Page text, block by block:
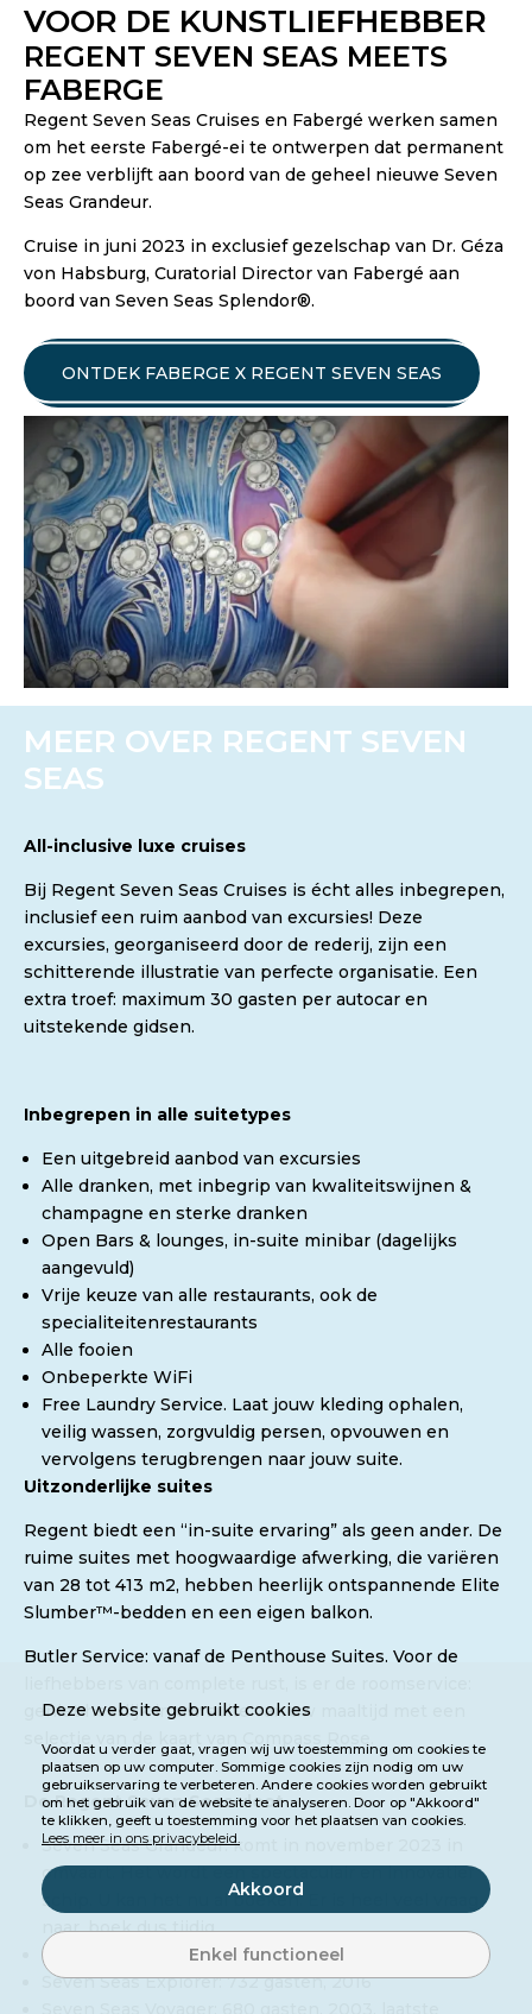
VOOR DE KUNSTLIEFHEBBER
REGENT SEVEN SEAS MEETS
FABERGE
Regent Seven Seas Cruises en Fabergé werken samen
om het eerste Fabergé-ei te ontwerpen dat permanent
op zee verblijft aan boord van de geheel nieuwe Seven
Seas Grandeur.
Cruise in juni 2023 in exclusief gezelschap van Dr. Géza
von Habsburg, Curatorial Director van Fabergé aan
boord van Seven Seas Splendor®.
ONTDEK FABERGE X REGENT SEVEN SEAS
MEER OVER REGENT SEVEN
SEAS
All-inclusive luxe cruises
Bij Regent Seven Seas Cruises is écht alles inbegrepen,
inclusief een ruim aanbod van excursies! Deze
excursies, georganiseerd door de rederij, zijn een
schitterende illustratie van perfecte organisatie. Een
extra troef: maximum 30 gasten per autocar en
uitstekende gidsen.
Inbegrepen in alle suitetypes
Een uitgebreid aanbod van excursies
Alle dranken, met inbegrip van kwaliteitswijnen &
champagne en sterke dranken
Open Bars & lounges, in-suite minibar (dagelijks
aangevuld)
Vrije keuze van alle restaurants, ook de
specialiteitenrestaurants
Alle fooien
Onbeperkte WiFi
Free Laundry Service. Laat jouw kleding ophalen,
veilig wassen, zorgvuldig persen, opvouwen en
vervolgens terugbrengen naar jouw suite.
Uitzonderlijke suites
Regent biedt een “in-suite ervaring” als geen ander. De
ruime suites met hoogwaardige afwerking, die variëren
van 28 tot 413 m2, hebben heerlijk ontspannende Elite
Slumber™-bedden en een eigen balkon.
Butler Service: vanaf de Penthouse Suites. Voor de
geniet heerlijk in uw suite van uw maaltijd met een
De Regent Seven Seas vloot
Seven Seas Grandeur: komt in november 2023 in
omvaart. Het wordt een spectaculair en innovatief
schip. U kan het nu al boeken. Er is heel veel vraag
naar, boek dus tijdig.
Seven Seas Splendor: 732 gasten, 2021
Seven Seas Explorer: 732 gasten, 2016
Deze website gebruikt cookies
Voordat u verder gaat, vragen wij uw toestemming om cookies te
plaatsen op uw computer. Sommige cookies zijn nodig om uw
gebruikservaring te verbeteren. Andere cookies worden gebruikt
om het gebruik van de website te analyseren. Door op "Akkoord"
te klikken, geeft u toestemming voor het plaatsen van cookies.
Lees meer in ons privacybeleid.
Akkoord
Enkel functioneel